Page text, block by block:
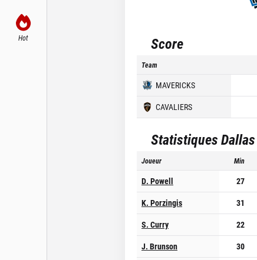
Hot Score
Team
MAVERICKS
CAVALIERS
Statistiques
Joueur Min
D. Powell 27
K. Porzingis
31
S. Curry
22
J. Brunson
30